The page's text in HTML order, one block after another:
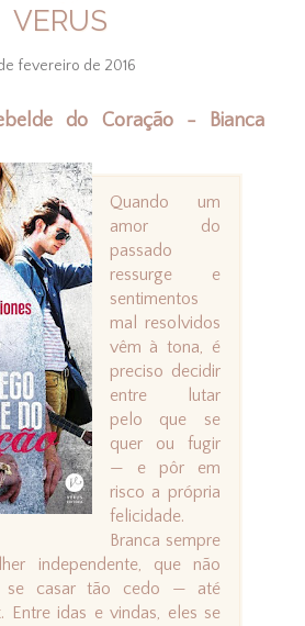
VERUS
fevereiro de 2016
do Coração - Bianca
Quando um
amor do
passado
ressurge e
sentimentos
mal resolvidos
vêm à tona, é
preciso decidir
entre lutar
pelo que se
quer ou fugir
— e pôr em
risco a própria
felicidade.
Branca sempre
independente, que não
se casar tão cedo — até
Entre idas e vindas, eles se